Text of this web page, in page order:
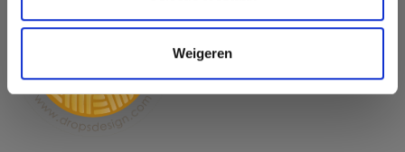
Weigeren